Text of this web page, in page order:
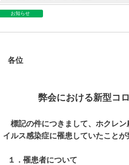
お知らせ
各位
弊会における新型コ
標記の件につきまして、ホクレン
イルス感染症に罹患していたこと
１．罹患者について